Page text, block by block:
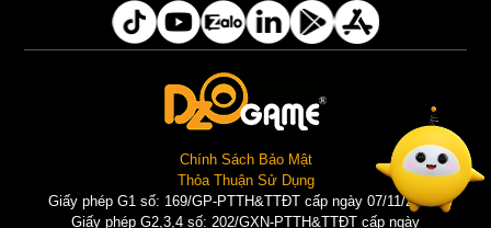
Chính Sách Bảo Mật
Thỏa Thuận Sử Dụng
Giấy phép G1 số: 169/GP-PTTH&TTĐT cấp ngày 07/11/2025 |
Giấy phép G2,3,4 số: 202/GXN-PTTH&TTĐT cấp ngày